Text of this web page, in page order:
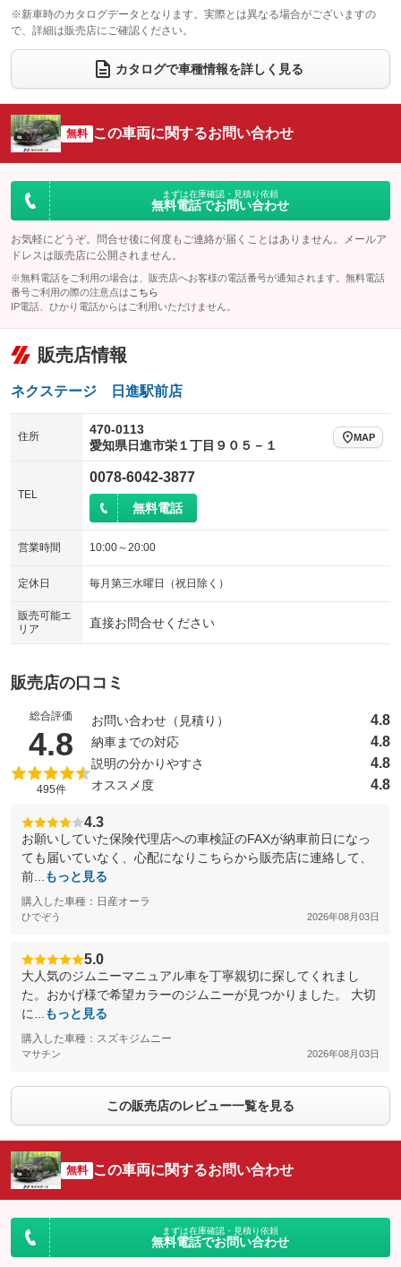
：装備なし ：装備あり
ウォークスルー
：装備なし
電動リアゲート フロントカメラ
：装備あり
：装備なし ：装備あり
サイドカメラ
：装備あり ルーフレール
：装備なし
：装備なし
：装備なし
※新車時のカタログデータとなります。実際とは異なる場合がございますの
で、詳細は販売店にご確認ください。
カタログで車種情報を詳しく見る
無料 この車両に関するお問い合わせ
まずは在庫確認・見積り依頼
無料電話でお問い合わせ
お気軽にどうぞ。問合せ後に何度もご連絡が届くことはありません。メールア
ドレスは販売店に公開されません。
※無料電話をご利用の場合は、販売店へお客様の電話番号が通知されます。無料電話
番号ご利用の際の注意点は こちら
IP電話、ひかり電話からはご利用いただけません。
販売店情報
ネクステージ 日進駅前店
住所
470-0113
愛知県日進市栄１丁目９０５－１
MAP
TEL
0078-6042-3877
無料電話
営業時間 10:00～20:00
定休日 毎月第三水曜日（祝日除く）
販売可能エ
リア
直接お問合せください
販売店の口コミ
総合評価
4.8 （5点満点中）
495件
お問い合わせ（見積り） 4.8
納車までの対応 4.8
説明の分かりやすさ 4.8
オススメ度 4.8
4.3
お願いしていた保険代理店への車検証のFAXが納車前日になっ
ても届いていなく、心配になりこちらから販売店に連絡して、
前...
もっと見る
購入した車種：日産オーラ
ひでぞう 2026年08月03日
5.0
大人気のジムニーマニュアル車を丁寧親切に探してくれまし
た。おかげ様で希望カラーのジムニーが見つかりました。 大切
に...
もっと見る
購入した車種：スズキジムニー
マサチン 2026年08月03日
この販売店のレビュー一覧を見る
無料 この車両に関するお問い合わせ
まずは在庫確認・見積り依頼
無料電話でお問い合わせ